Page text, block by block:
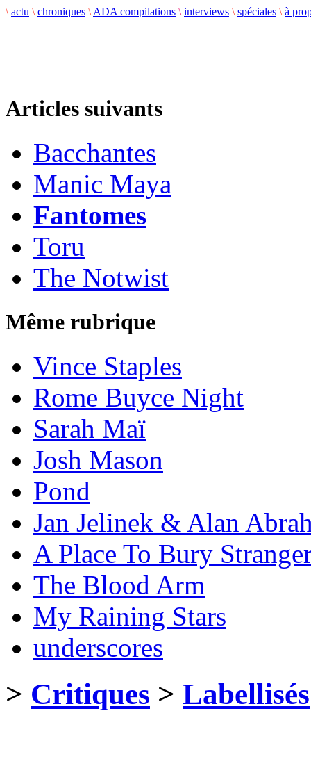
\ actu \ chroniques \ ADA compilations \ interviews \ spéciales \ à
Articles suivants
Bacchantes
Manic Maya
Fantomes
Toru
The Notwist
Même rubrique
Vince Staples
Rome Buyce Night
Sarah Maï
Josh Mason
Pond
Jan Jelinek & Alan
A Place To Bury
The Blood Arm
My Raining Stars
underscores
> Critiques > Labellisés